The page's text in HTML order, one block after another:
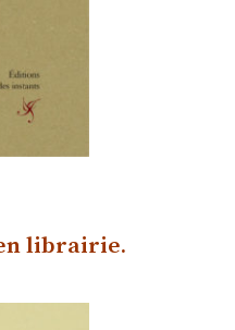
n librairie.